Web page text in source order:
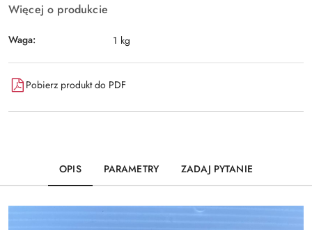
Więcej o produkcie
Waga: 1 kg
Pobierz produkt do PDF
OPIS PARAMETRY ZADAJ PYTANIE